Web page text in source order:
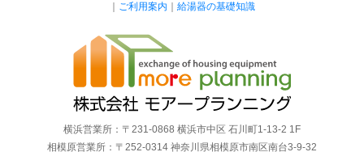
ご利用案内 給湯器の基礎知識
横浜営業所：〒231-0868 横浜市中区 石川町1-13-2 1F
相模原営業所：〒252-0314 神奈川県相模原市南区南台3-9-32